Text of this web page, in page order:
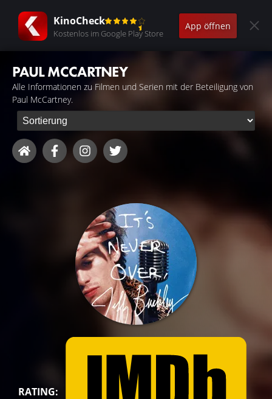
KinoCheck
Kostenlos im Google Play Store
App öffnen
PAUL MCCARTNEY
Alle Informationen zu Filmen und Serien mit der Beteiligung von
Paul McCartney.
RATING: